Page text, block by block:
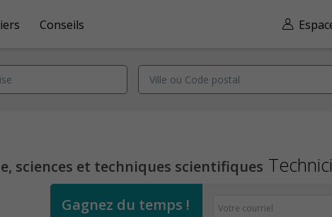
Conseils
sciences et techniques scientifiques
Gagnez du temps !